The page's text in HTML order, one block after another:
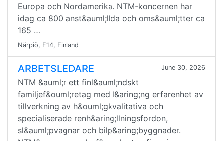
Europa och Nordamerika. NTM-koncernen har
idag ca 800 anst&auml;llda och oms&auml;tter ca
165 …
Närpiö, F14, Finland
ARBETSLEDARE June 30, 2026
NTM &auml;r ett finl&auml;ndskt
familjef&ouml;retag med l&aring;ng erfarenhet av
tillverkning av h&ouml;gkvalitativa och
specialiserade renh&aring;llningsfordon,
sl&auml;pvagnar och bilp&aring;byggnader.